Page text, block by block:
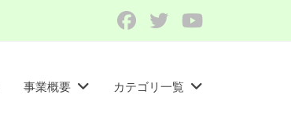
Facebook
TwitterYouTube
事業概要 カテゴリ一覧